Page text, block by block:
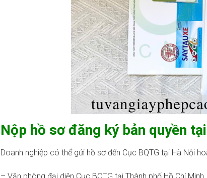
Nộp hồ sơ đăng ký bản quyền
Doanh nghiệp có thể gửi hồ sơ đến Cục BQTG tại Hà Nội